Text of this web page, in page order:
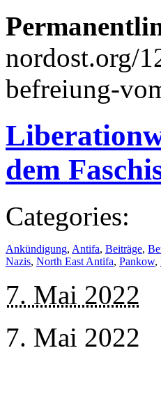
nordost.org/
befreiung-
dem
Categories:
Ankündigung, Antifa, Beiträge,
Nazis, North East Antifa, Pankow,
7. Mai 2022
7. Mai 2022